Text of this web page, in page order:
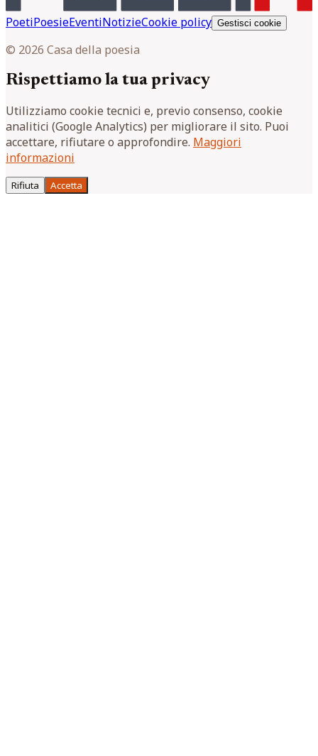
PoetiPoesieEventiNotizieCookie policy Gestisci cookie
© 2026 Casa della poesia
Rispettiamo la tua privacy
Utilizziamo cookie tecnici e, previo consenso, cookie
analitici (Google Analytics) per migliorare il sito. Puoi
accettare, rifiutare o approfondire. Maggiori
informazioni
Rifiuta Accetta